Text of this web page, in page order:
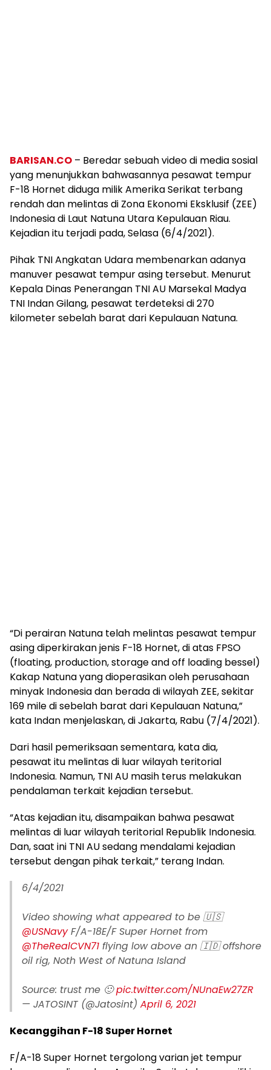
BARISAN.CO – Beredar sebuah video di media sosial
yang menunjukkan bahwasannya pesawat tempur
F-18 Hornet diduga milik Amerika Serikat terbang
rendah dan melintas di Zona Ekonomi Eksklusif (ZEE)
Indonesia di Laut Natuna Utara Kepulauan Riau.
Kejadian itu terjadi pada, Selasa (6/4/2021).
Pihak TNI Angkatan Udara membenarkan adanya
manuver pesawat tempur asing tersebut. Menurut
Kepala Dinas Penerangan TNI AU Marsekal Madya
TNI Indan Gilang, pesawat terdeteksi di 270
kilometer sebelah barat dari Kepulauan Natuna.
“Di perairan Natuna telah melintas pesawat tempur
asing diperkirakan jenis F-18 Hornet, di atas FPSO
(floating, production, storage and off loading bessel)
Kakap Natuna yang dioperasikan oleh perusahaan
minyak Indonesia dan berada di wilayah ZEE, sekitar
169 mile di sebelah barat dari Kepulauan Natuna,”
kata Indan menjelaskan, di Jakarta, Rabu (7/4/2021).
Dari hasil pemeriksaan sementara, kata dia,
pesawat itu melintas di luar wilayah teritorial
Indonesia. Namun, TNI AU masih terus melakukan
pendalaman terkait kejadian tersebut.
“Atas kejadian itu, disampaikan bahwa pesawat
melintas di luar wilayah teritorial Republik Indonesia.
Dan, saat ini TNI AU sedang mendalami kejadian
tersebut dengan pihak terkait,” terang Indan.
6/4/2021
Video showing what appeared to be 🇺🇸
@USNavyF/A-18E/F Super Hornet from
@TheRealCVN71 flying low above an 🇮🇩 offshore
oil rig, Noth West of Natuna Island
Source: trust me 🙂pic.twitter.com/NUnaEw27ZR
— JATOSINT (@Jatosint) April 6, 2021
Kecanggihan F-18 Super Hornet
F/A-18 Super Hornet tergolong varian jet tempur